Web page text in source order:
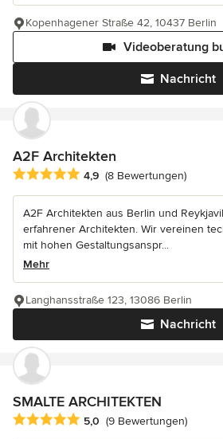
Nachricht
Videoberatung
Kopenhagener Straße 42, 10437 Berlin
A2F Architekten
Durchschnittliche Bewertung: 4.9 von
4,9 (8 Bewertungen)
A2F Architekten aus Berlin und
erfahrener Architekten. Wir vereinen
mit hohen Gestaltungsanspr...
Mehr
Nachricht
Langhansstraße 123, 13086 Berlin
SMALTE ARCHITEKTEN
Durchschnittliche Bewertung: 5 von 5
5,0 (9 Bewertungen)